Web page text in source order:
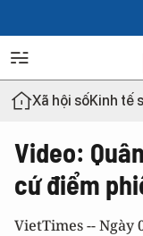
Xã hội sốKinh tế
Video:
cứ điểm
VietTimes -- Ngày